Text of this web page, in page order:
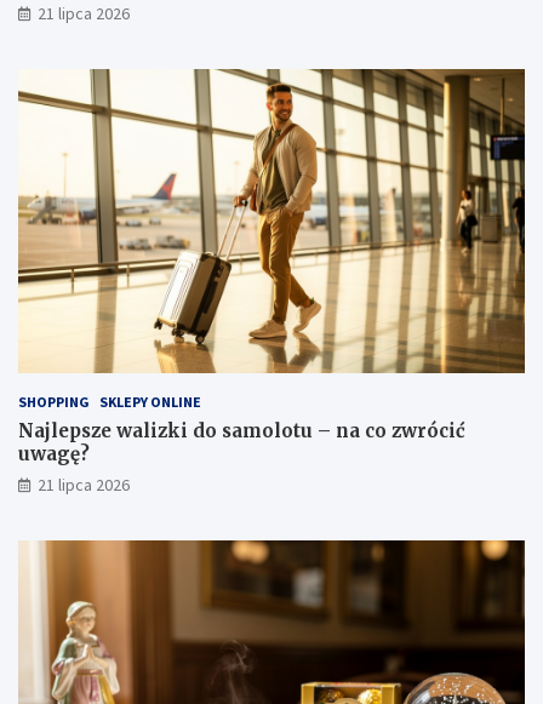
21 lipca 2026
SHOPPING SKLEPY ONLINE
Najlepsze walizki do samolotu – na co zwrócić
uwagę?
21 lipca 2026